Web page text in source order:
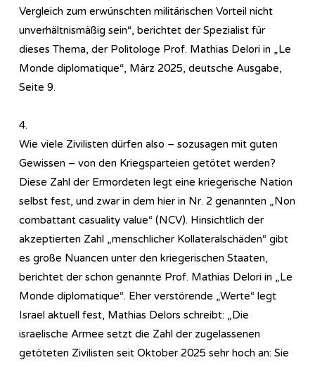
Vergleich zum erwünschten militärischen Vorteil nicht
unverhältnismäßig sein“, berichtet der Spezialist für
dieses Thema, der Politologe Prof. Mathias Delori in „Le
Monde diplomatique“, März 2025, deutsche Ausgabe,
Seite 9.
4.
Wie viele Zivilisten dürfen also – sozusagen mit guten
Gewissen – von den Kriegsparteien getötet werden?
Diese Zahl der Ermordeten legt eine kriegerische Nation
selbst fest, und zwar in dem hier in Nr. 2 genannten „Non
combattant casuality value“ (NCV). Hinsichtlich der
akzeptierten Zahl „menschlicher Kollateralschäden“ gibt
es große Nuancen unter den kriegerischen Staaten,
berichtet der schon genannte Prof. Mathias Delori in „Le
Monde diplomatique“. Eher verstörende „Werte“ legt
Israel aktuell fest, Mathias Delors schreibt: „Die
israelische Armee setzt die Zahl der zugelassenen
getöteten Zivilisten seit Oktober 2025 sehr hoch an: Sie